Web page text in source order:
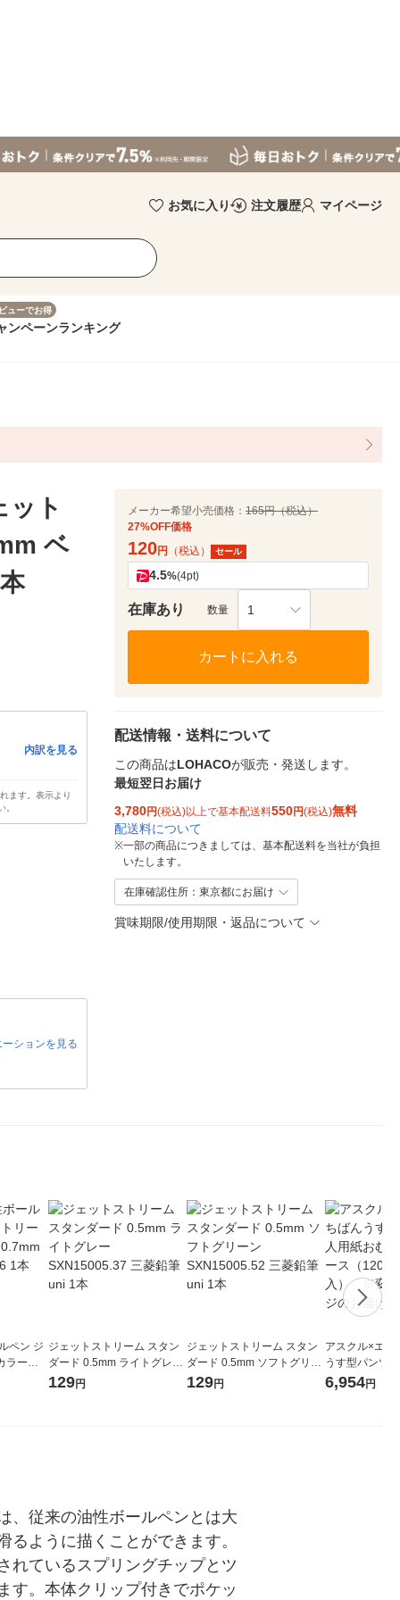
お気に入り 注文履歴 マイページ
ューでお得
ンペーンランキング
ット
ベ
内訳を見る
ます。表示より
。
ションを見る
メーカー希望小売価格： 165円（税込）
27%OFF価格
120円 （税込） セール
4.5%(4pt)
在庫あり 数量 1
カートに入れる
配送情報・送料について
この商品はLOHACOが販売・発送します。
最短翌日お届け
3,780円(税込)以上で基本配送料550円(税込)無料
配送料について
※一部の商品につきましては、基本配送料を当社が負担
いたします。
在庫確認住所：東京都にお届け
賞味期限/使用期限・返品について
ペン ジ
ラーイ
ジェットストリーム スタン
ダード 0.5mm ライトグレー
SXN15005.37 三菱鉛筆uni 1
129円
ジェットストリーム スタン
ダード 0.5mm ソフトグリー
ン SXN15005.52 三菱鉛筆u
129円
アスクル×エル
うす型パンツ
つ M〜L 1ケー
6,954円
、従来の油性ボールペンとは大
ように描くことができます。
れているスプリングチップとツ
す。本体クリップ付きでポケッ